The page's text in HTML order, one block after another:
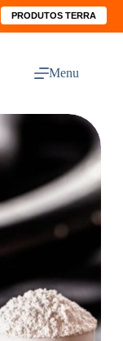
PRODUTOS TERRA
Menu